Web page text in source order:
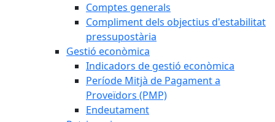
Comptes generals
Compliment dels objectius d'estabilitat
pressupostària
Gestió econòmica
Indicadors de gestió econòmica
Període Mitjà de Pagament a
Proveïdors (PMP)
Endeutament